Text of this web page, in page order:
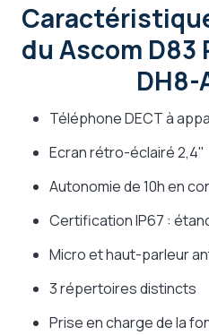
du Ascom
DH8-
Téléphone DECT à
Ecran rétro-éclairé 2,4"
Autonomie de 10h en
Certification IP67 :
Micro et haut-parleur
3 répertoires distincts
Prise en charge de la